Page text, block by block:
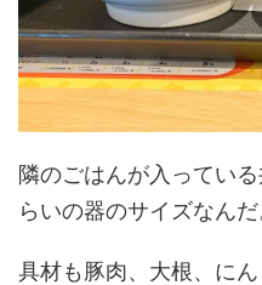
隣のごはんが入ってい
らいの器のサイズなんだ
具材も豚肉、大根、に